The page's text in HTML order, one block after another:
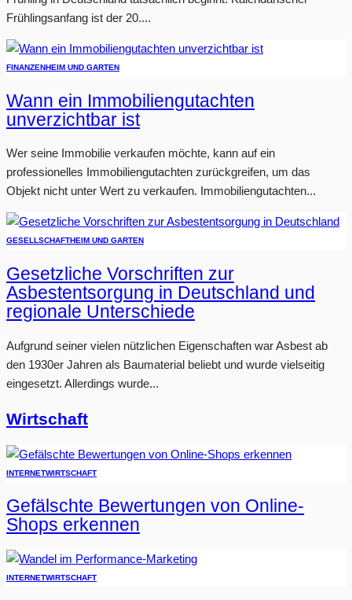
Frühlingsanfang ist der 20....
FINANZENHEIM UND GARTEN
Wann ein Immobiliengutachten
unverzichtbar ist
Wer seine Immobilie verkaufen möchte, kann auf ein
professionelles Immobiliengutachten zurückgreifen, um das
Objekt nicht unter Wert zu verkaufen. Immobiliengutachten...
GESELLSCHAFTHEIM UND GARTEN
Gesetzliche Vorschriften zur
Asbestentsorgung in Deutschland und
regionale Unterschiede
Aufgrund seiner vielen nützlichen Eigenschaften war Asbest ab
den 1930er Jahren als Baumaterial beliebt und wurde vielseitig
eingesetzt. Allerdings wurde...
Wirtschaft
INTERNETWIRTSCHAFT
Gefälschte Bewertungen von Online-
Shops erkennen
INTERNETWIRTSCHAFT